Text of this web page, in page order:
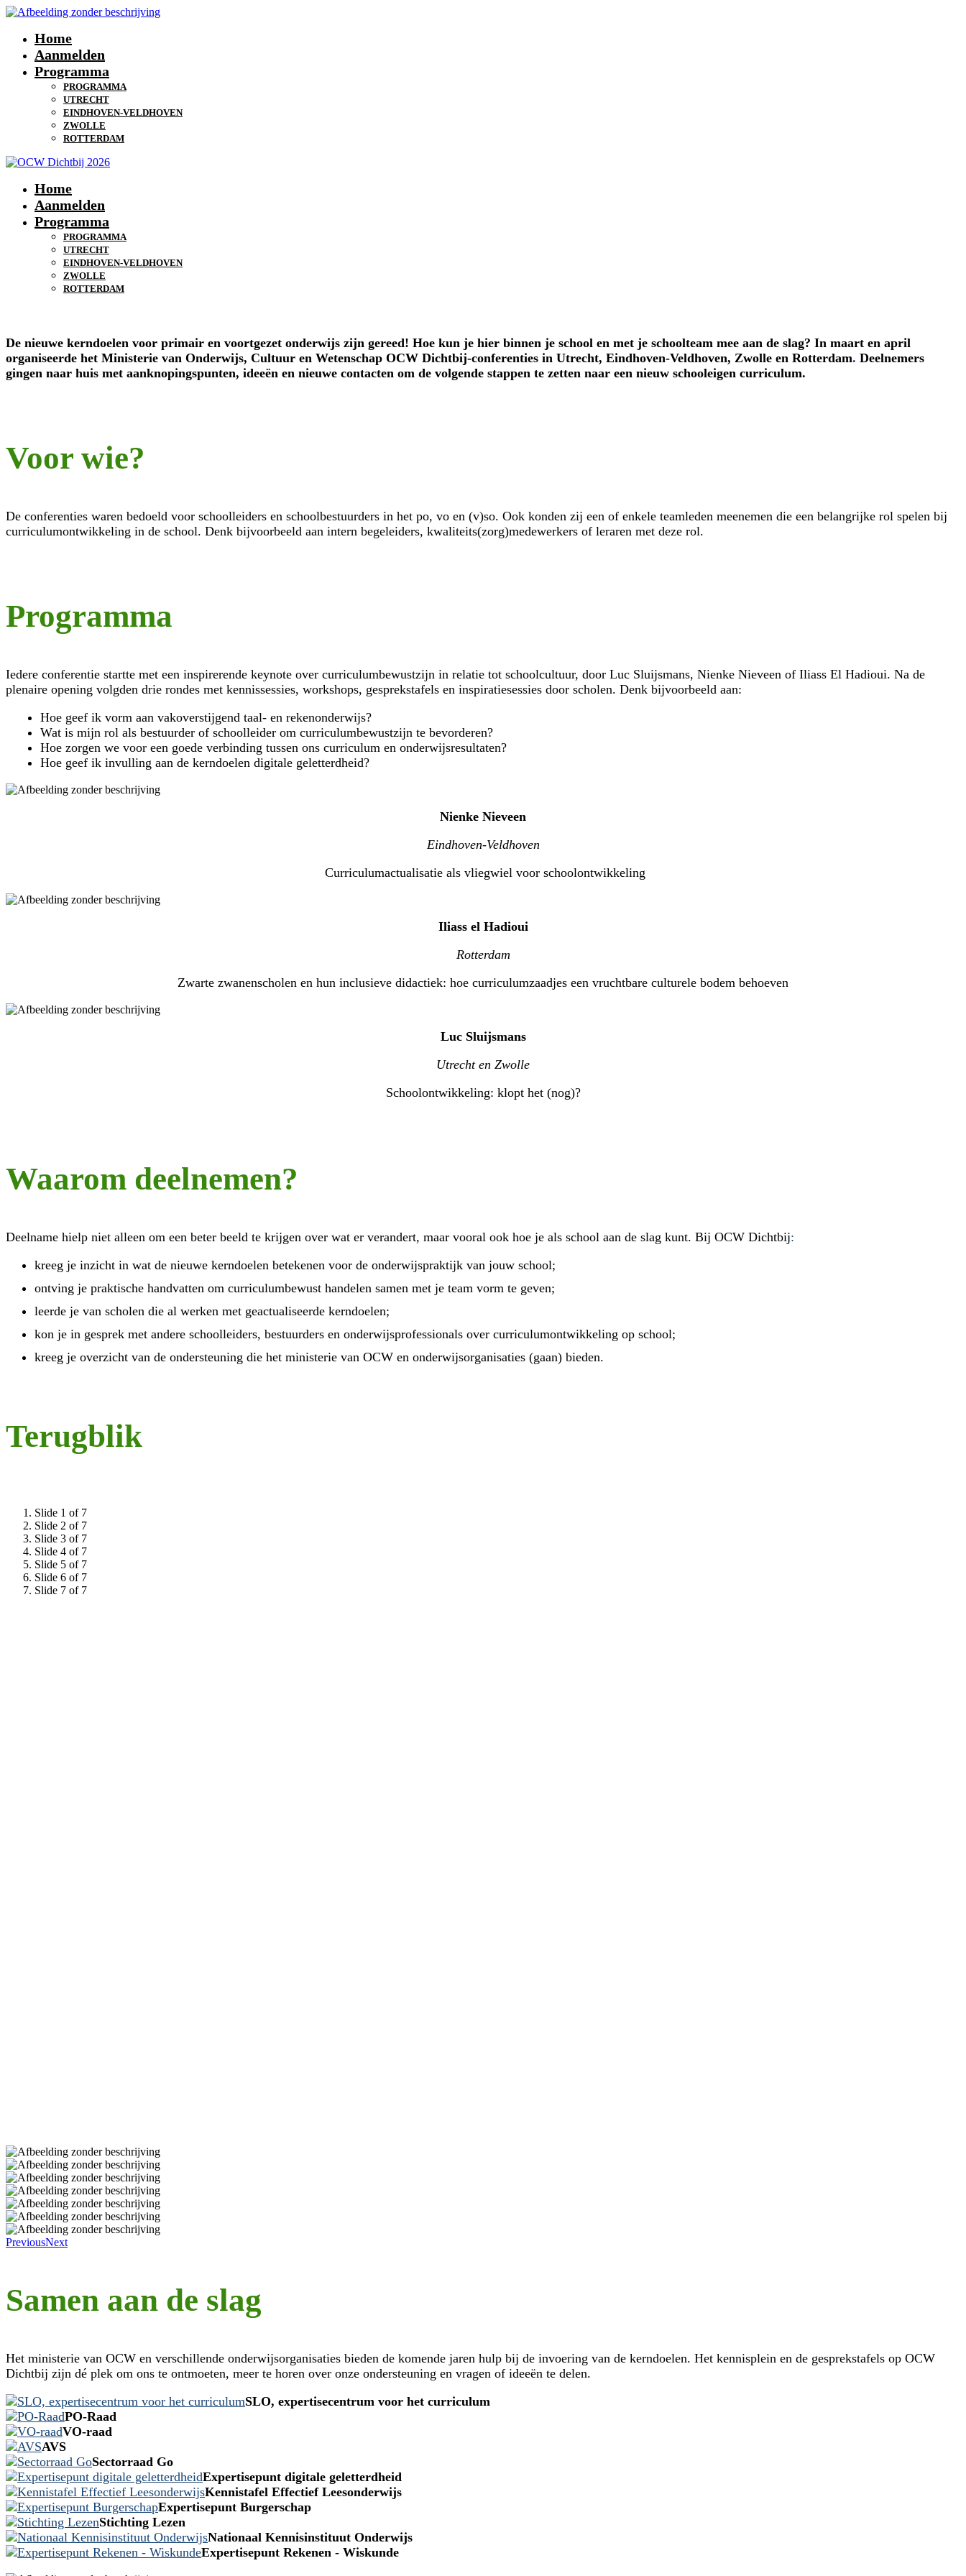
Home
Aanmelden
Programma
PROGRAMMA
UTRECHT
EINDHOVEN-VELDHOVEN
ZWOLLE
ROTTERDAM
Home
Aanmelden
Programma
PROGRAMMA
UTRECHT
EINDHOVEN-VELDHOVEN
ZWOLLE
ROTTERDAM
De nieuwe kerndoelen voor primair en voortgezet onderwijs zijn gereed! Hoe kun je hier binnen je school en met je schoolteam mee aan de slag? In maart en april
organiseerde het Ministerie van Onderwijs, Cultuur en Wetenschap OCW Dichtbij-conferenties in Utrecht, Eindhoven-Veldhoven, Zwolle en Rotterdam. Deelnemers
gingen naar huis met aanknopingspunten, ideeën en nieuwe contacten om de volgende stappen te zetten naar een nieuw schooleigen curriculum.
Voor wie?
De conferenties waren bedoeld voor schoolleiders en schoolbestuurders in het po, vo en (v)so. Ook konden zij een of enkele teamleden meenemen die een belangrijke rol spelen bij
curriculumontwikkeling in de school. Denk bijvoorbeeld aan intern begeleiders, kwaliteits(zorg)medewerkers of leraren met deze rol.
Programma
Iedere conferentie startte met een inspirerende keynote over curriculumbewustzijn in relatie tot schoolcultuur, door Luc Sluijsmans, Nienke Nieveen of Iliass El Hadioui. Na de
plenaire opening volgden drie rondes met kennissessies, workshops, gesprekstafels en inspiratiesessies door scholen. Denk bijvoorbeeld aan:
Hoe geef ik vorm aan vakoverstijgend taal- en rekenonderwijs?
Wat is mijn rol als bestuurder of schoolleider om curriculumbewustzijn te bevorderen?
Hoe zorgen we voor een goede verbinding tussen ons curriculum en onderwijsresultaten?
Hoe geef ik invulling aan de kerndoelen digitale geletterdheid?
Nienke Nieveen
Eindhoven-Veldhoven
Curriculumactualisatie als vliegwiel voor schoolontwikkeling
Iliass el Hadioui
Rotterdam
Zwarte zwanenscholen en hun inclusieve didactiek: hoe curriculumzaadjes een vruchtbare culturele bodem behoeven
Luc Sluijsmans
Utrecht en Zwolle
Schoolontwikkeling: klopt het (nog)?
Waarom deelnemen?
Deelname hielp niet alleen om een beter beeld te krijgen over wat er verandert, maar vooral ook hoe je als school aan de slag kunt. Bij OCW Dichtbij:
kreeg je inzicht in wat de nieuwe kerndoelen betekenen voor de onderwijspraktijk van jouw school;
ontving je praktische handvatten om curriculumbewust handelen samen met je team vorm te geven;
leerde je van scholen die al werken met geactualiseerde kerndoelen;
kon je in gesprek met andere schoolleiders, bestuurders en onderwijsprofessionals over curriculumontwikkeling op school;
kreeg je overzicht van de ondersteuning die het ministerie van OCW en onderwijsorganisaties (gaan) bieden.
Terugblik
Slide 1 of 7
Slide 2 of 7
Slide 3 of 7
Slide 4 of 7
Slide 5 of 7
Slide 6 of 7
Slide 7 of 7
PreviousNext
Samen aan de slag
Het ministerie van OCW en verschillende onderwijsorganisaties bieden de komende jaren hulp bij de invoering van de kerndoelen. Het kennisplein en de gesprekstafels op OCW
Dichtbij zijn dé plek om ons te ontmoeten, meer te horen over onze ondersteuning en vragen of ideeën te delen.
SLO, expertisecentrum voor het curriculum
PO-Raad
VO-raad
AVS
Sectorraad Go
Expertisepunt digitale geletterdheid
Kennistafel Effectief Leesonderwijs
Expertisepunt Burgerschap
Stichting Lezen
Nationaal Kennisinstituut Onderwijs
Expertisepunt Rekenen - Wiskunde